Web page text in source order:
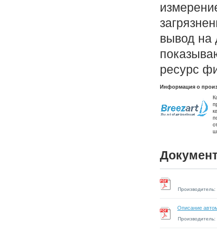
вывод на
ресурс
Информация о
Производитель:
Описание
Производитель: